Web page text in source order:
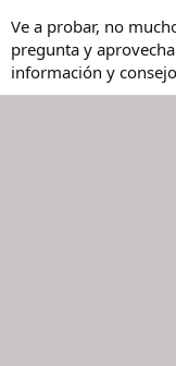
Ve a probar, no
pregunta y
información y